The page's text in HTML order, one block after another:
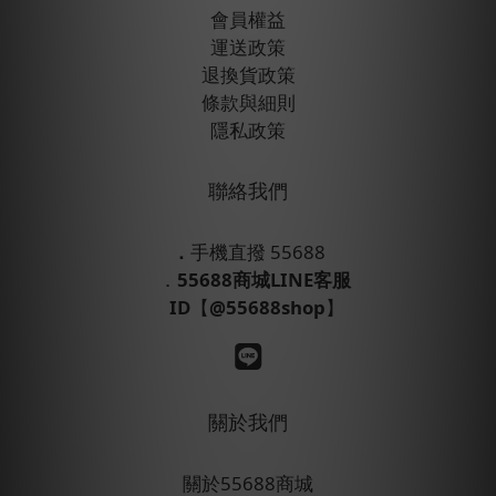
會員權益
運送政策
退換貨政策
條款與細則
隱私政策
聯絡我們
． 手機直撥 55688
． 55688商城LINE客服
ID 【@55688shop】
關於我們
關於55688商城